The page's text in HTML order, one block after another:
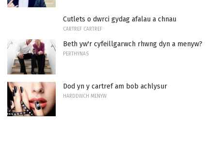
Cutlets o dwrci gydag afalau a chnau
CARTREF CARTREF
Beth yw'r cyfeillgarwch rhwng dyn a menyw?
PERTHYNAS
Dod yn y cartref am bob achlysur
HARDDWCH MENYW